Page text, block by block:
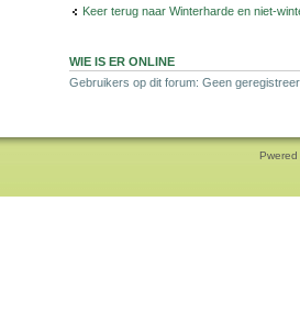
Keer terug naar Winterharde en niet-
WIE IS ER ONLINE
Gebruikers op dit forum: Geen